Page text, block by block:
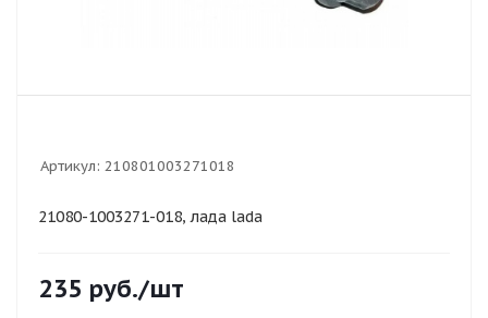
Артикул: 210801003271018
21080-1003271-018, лада lada
235 руб./шт